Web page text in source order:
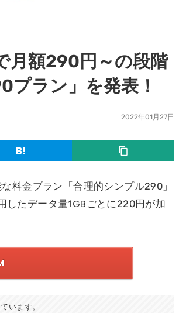
月額290円～の段階
ラン」を発表！
2022年01月27日
料金プラン「合理的シンプル290」
したデータ量1GBごとに220円が加
います。